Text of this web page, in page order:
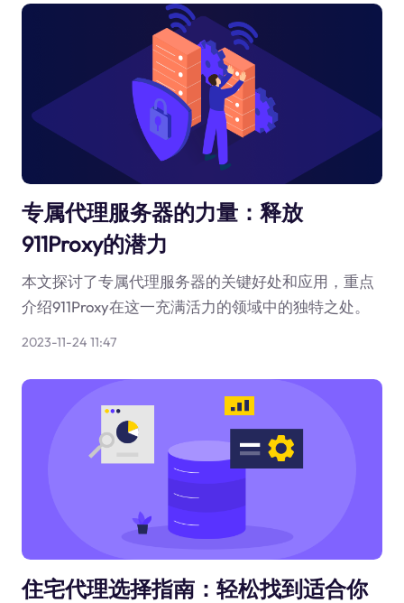
专属代理服务器的力量：释放
911Proxy的潜力
本文探讨了专属代理服务器的关键好处和应用，重点
介绍911Proxy在这一充满活力的领域中的独特之处。
2023-11-24 11:47
住宅代理选择指南：轻松找到适合你